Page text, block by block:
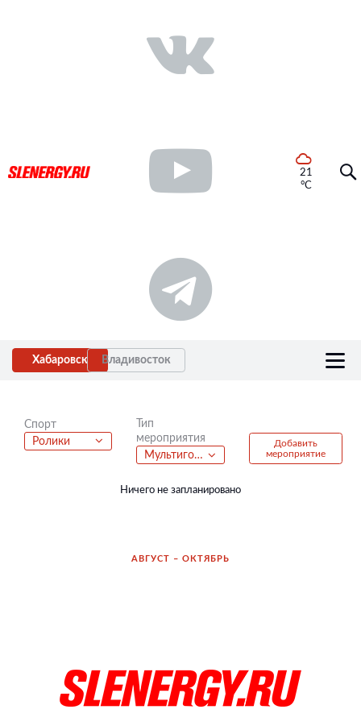
21
°C
Хабаровск Владивосток
Спорт
Ролики
Тип
мероприятия
Мультигонка
Добавить
мероприятие
Ничего не запланировано
АВГУСТ – ОКТЯБРЬ